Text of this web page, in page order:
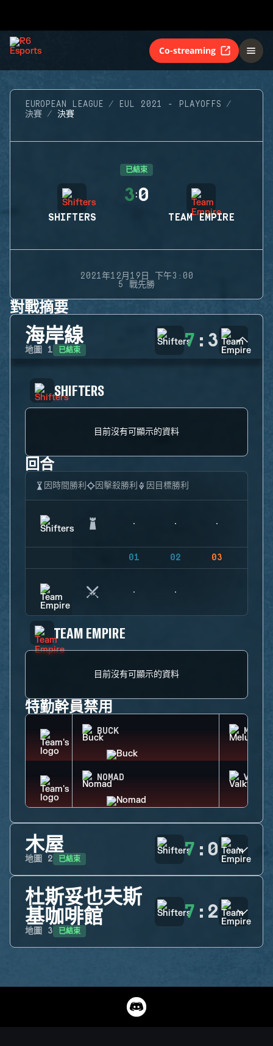
Co-streaming
EUROPEAN LEAGUE
EUL 2021 - PLAYOFFS
決賽
決賽
已結束
SHIFTERS
3:0
TEAM EMPIRE
2021年12月19日 下午3:00
5 戰先勝
對戰摘要
海岸線
地圖 1 已結束 7 : 3
SHIFTERS
目前沒有可顯示的資料
回合
因時間勝利 因擊殺勝利 因目標勝利
01 02 03
TEAM EMPIRE
目前沒有可顯示的資料
特勤幹員禁用
BUCK
NOMAD
木屋
地圖 2 已結束 7 : 0
杜斯妥也夫斯
基咖啡館
地圖 3 已結束
7 : 2